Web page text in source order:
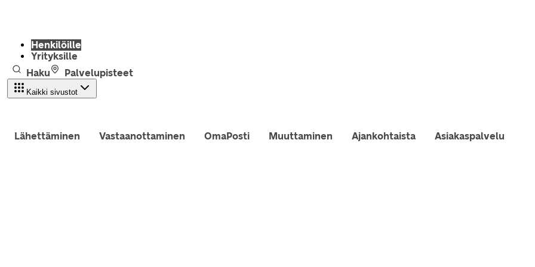
Henkilöille
Yrityksille
Haku
Palvelupisteet
Kaikki sivustot
Lähettäminen Vastaanottaminen OmaPosti Muuttaminen Ajankohtaista Asiakaspalvelu